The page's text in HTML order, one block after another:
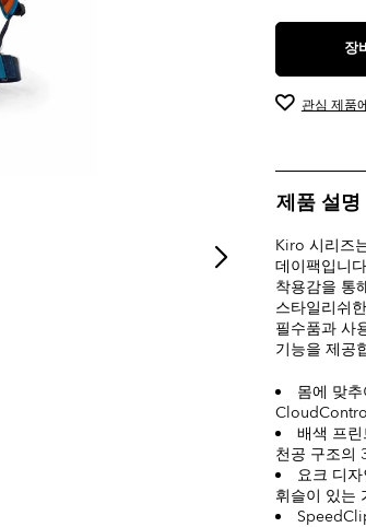
장
관심 제품
제품 설명
Kiro 시리즈
데이팩입니
착용감을 통
스타일리쉬
필수품과 사
기능을 제공
몸에 맞
배색 프
천공 구조의
요크 디
휘슬이 있는